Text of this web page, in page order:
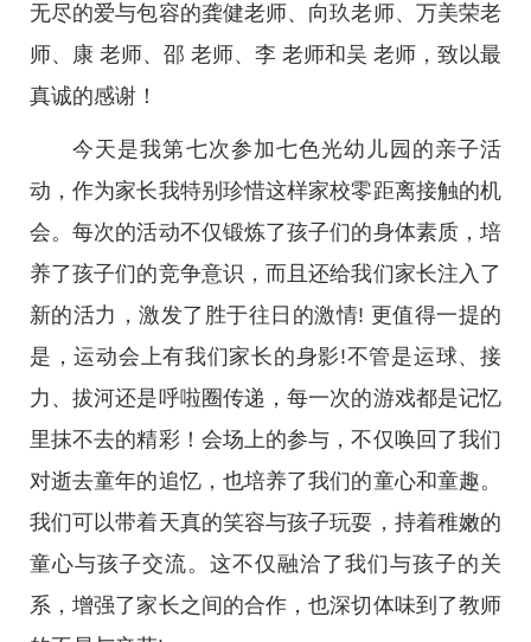
无尽的爱与包容的龚健老师、向玖老师、万美荣老
师、康 老师、邵 老师、李 老师和吴 老师，致以最
真诚的感谢！
今天是我第七次参加七色光幼儿园的亲子活
动，作为家长我特别珍惜这样家校零距离接触的机
会。每次的活动不仅锻炼了孩子们的身体素质，培
养了孩子们的竞争意识，而且还给我们家长注入了
新的活力，激发了胜于往日的激情! 更值得一提的
是，运动会上有我们家长的身影!不管是运球、接
力、拔河还是呼啦圈传递，每一次的游戏都是记忆
里抹不去的精彩！会场上的参与，不仅唤回了我们
对逝去童年的追忆，也培养了我们的童心和童趣。
我们可以带着天真的笑容与孩子玩耍，持着稚嫩的
童心与孩子交流。这不仅融洽了我们与孩子的关
系，增强了家长之间的合作，也深切体味到了教师